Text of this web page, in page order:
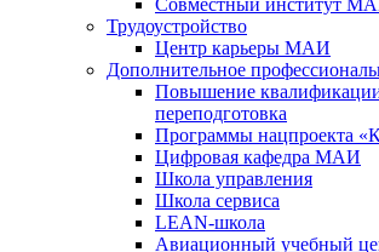
Совместный институт
Трудоустройство
Центр карьеры МАИ
Дополнительное
Повышение
переподготовка
Программы нацпроекта
Цифровая кафедра МАИ
Школа управления
Школа сервиса
LEAN-школа
Авиационный учебный